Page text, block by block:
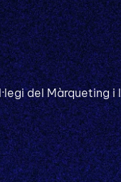
del Màrqueting i